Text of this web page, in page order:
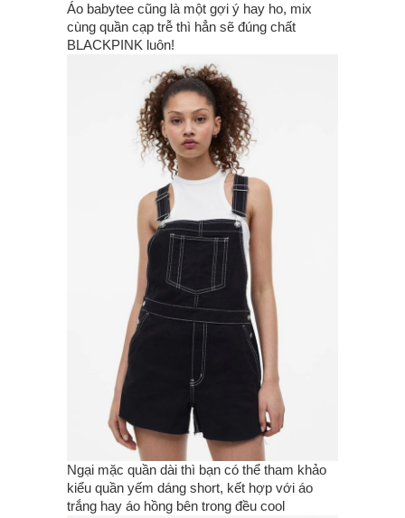
Áo babytee cũng là một gợi ý hay ho, mix
cùng quần cạp trễ thì hẳn sẽ đúng chất
BLACKPINK luôn!
Ngại mặc quần dài thì bạn có thể tham khảo
kiểu quần yếm dáng short, kết hợp với áo
trắng hay áo hồng bên trong đều cool